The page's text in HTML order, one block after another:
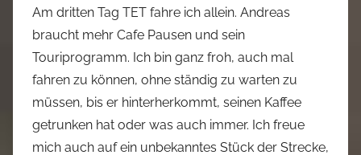
Am dritten Tag TET fahre ich allein. Andreas
braucht mehr Cafe Pausen und sein
Touriprogramm. Ich bin ganz froh, auch mal
fahren zu können, ohne ständig zu warten zu
müssen, bis er hinterherkommt, seinen Kaffee
getrunken hat oder was auch immer. Ich freue
mich auch auf ein unbekanntes Stück der Strecke,